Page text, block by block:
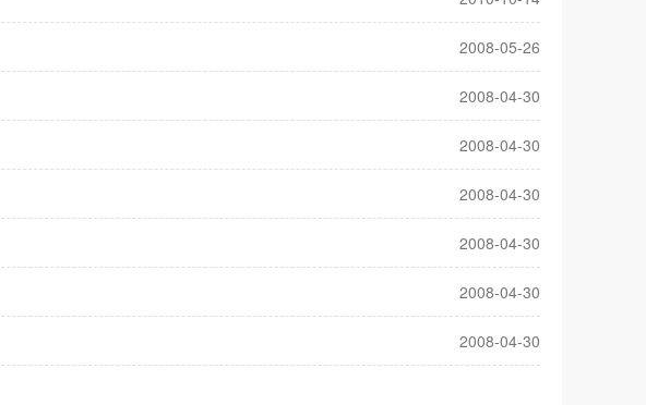
2008-05-26
2008-04-30
2008-04-30
2008-04-30
2008-04-30
2008-04-30
2008-04-30